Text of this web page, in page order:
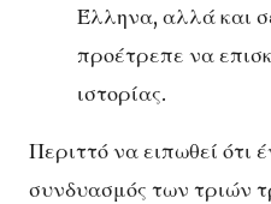
Έλληνα, αλλά και
προέτρεπε να
ιστορίας.
Περιττό να ειπωθεί ότι
συνδυασμός των τριών